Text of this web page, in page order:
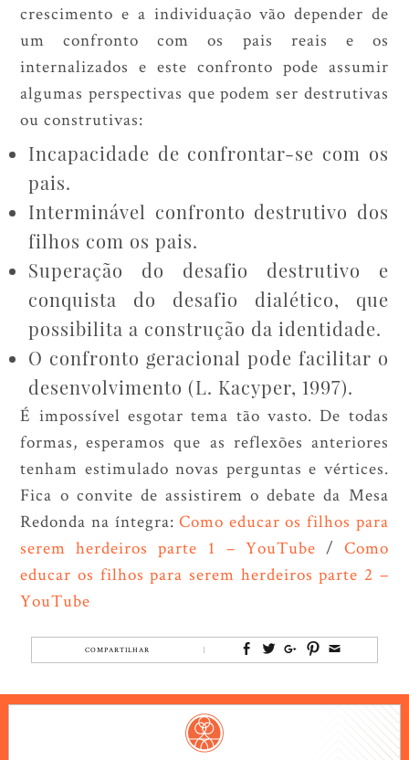
crescimento e a individuação vão depender de
um confronto com os pais reais e os
internalizados e este confronto pode assumir
algumas perspectivas que podem ser destrutivas
ou construtivas:
Incapacidade de confrontar-se com os
pais.
Interminável confronto destrutivo dos
filhos com os pais.
Superação do desafio destrutivo e
conquista do desafio dialético, que
possibilita a construção da identidade.
O confronto geracional pode facilitar o
desenvolvimento (L. Kacyper, 1997).
É impossível esgotar tema tão vasto. De todas
formas, esperamos que as reflexões anteriores
tenham estimulado novas perguntas e vértices.
Fica o convite de assistirem o debate da Mesa
Redonda na íntegra:Como educar os filhos para
serem herdeiros parte 1 – YouTube / Como
educar os filhos para serem herdeiros parte 2 –
YouTube
COMPARTILHAR